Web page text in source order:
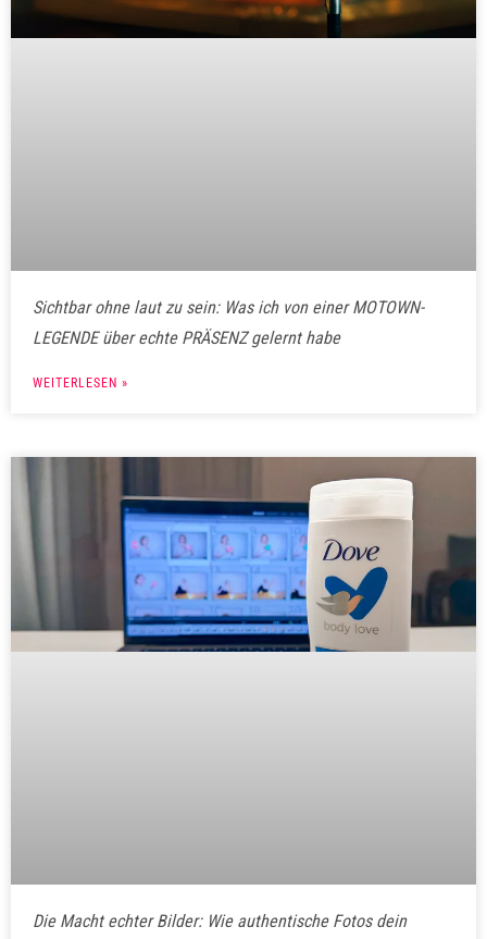
Sichtbar ohne laut zu sein: Was ich von einer MOTOWN-
LEGENDE über echte PRÄSENZ gelernt habe
WEITERLESEN »
Die Macht echter Bilder: Wie authentische Fotos dein